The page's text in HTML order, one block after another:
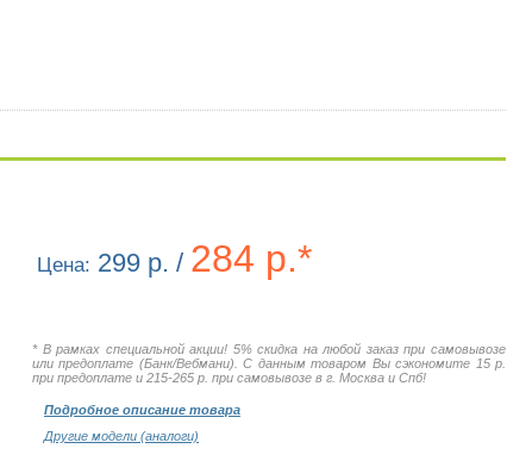
Цена: 299 р. / 284 р.*
* В рамках специальной акции! 5% скидка на любой заказ при самовывозе
или предоплате (Банк/Вебмани). С данным товаром Вы сэкономите 15 р.
при предоплате и 215-265 р. при самовывозе в г. Москва и Спб!
Подробное описание товара
Другие модели (аналоги)